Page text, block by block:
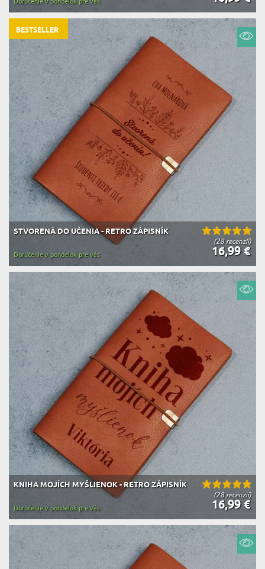
(28 recenzií)
STVORENÁ DO UČENIA - RETRO ZÁPISNÍK
16,99 €
Doručenie v pondelok pre vás
BESTSELLER
(28 recenzií)
KNIHA MOJÍCH MYŠLIENOK - RETRO ZÁPISNÍK
16,99 €
Doručenie v pondelok pre vás